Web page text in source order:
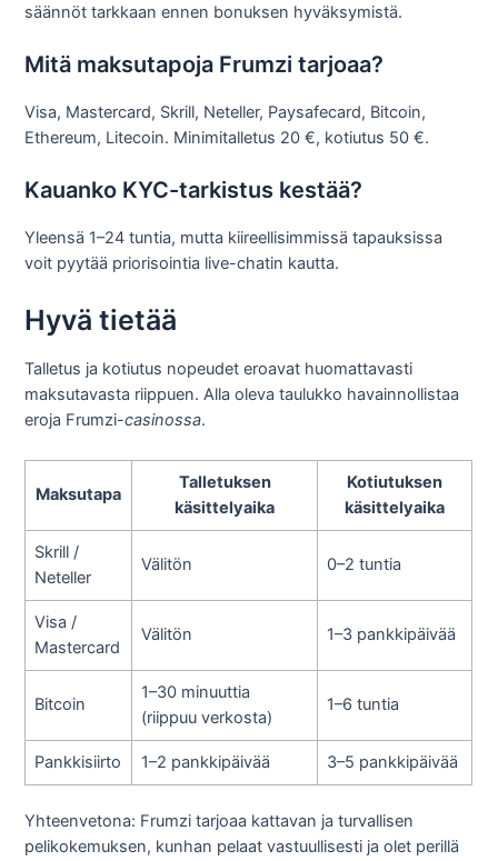
säännöt tarkkaan ennen bonuksen hyväksymistä.
Mitä maksutapoja Frumzi tarjoaa?
Visa, Mastercard, Skrill, Neteller, Paysafecard, Bitcoin,
Ethereum, Litecoin. Minimitalletus 20 €, kotiutus 50 €.
Kauanko KYC-tarkistus kestää?
Yleensä 1–24 tuntia, mutta kiireellisimmissä tapauksissa
voit pyytää priorisointia live-chatin kautta.
Hyvä tietää
Talletus ja kotiutus nopeudet eroavat huomattavasti
maksutavasta riippuen. Alla oleva taulukko havainnollistaa
eroja Frumzi-casinossa.
Maksutapa
Talletuksen
käsittelyaika
Kotiutuksen
käsittelyaika
Skrill /
Neteller
Välitön 0–2 tuntia
Visa /
Mastercard
Välitön 1–3 pankkipäivää
Bitcoin
1–30 minuuttia
(riippuu verkosta)
1–6 tuntia
Pankkisiirto 1–2 pankkipäivää 3–5 pankkipäivää
Yhteenvetona: Frumzi tarjoaa kattavan ja turvallisen
pelikokemuksen, kunhan pelaat vastuullisesti ja olet perillä